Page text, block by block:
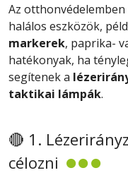
Az
halálos eszközök,
markerek, paprika-
hatékonyak, ha
segítenek a
taktikai lámpák.
🔴 1.
célozni